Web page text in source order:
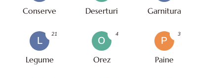
Conserve Deserturi Garnitura
L
Legume
21
O
Orez
4
P
Paine
3